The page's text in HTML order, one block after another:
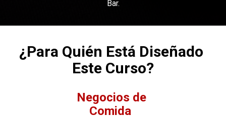
Bar.
¿Para Quién Está Diseñado
Este Curso?
Negocios de
Comida